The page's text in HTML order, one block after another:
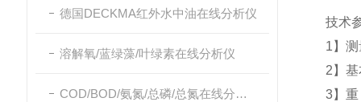
德国DECKMA红外水中油在线分析仪
溶解氧/蓝绿藻/叶绿素在线分析仪
COD/BOD/氨氮/总磷/总氮在线分析仪
技术
1】
2】
3】